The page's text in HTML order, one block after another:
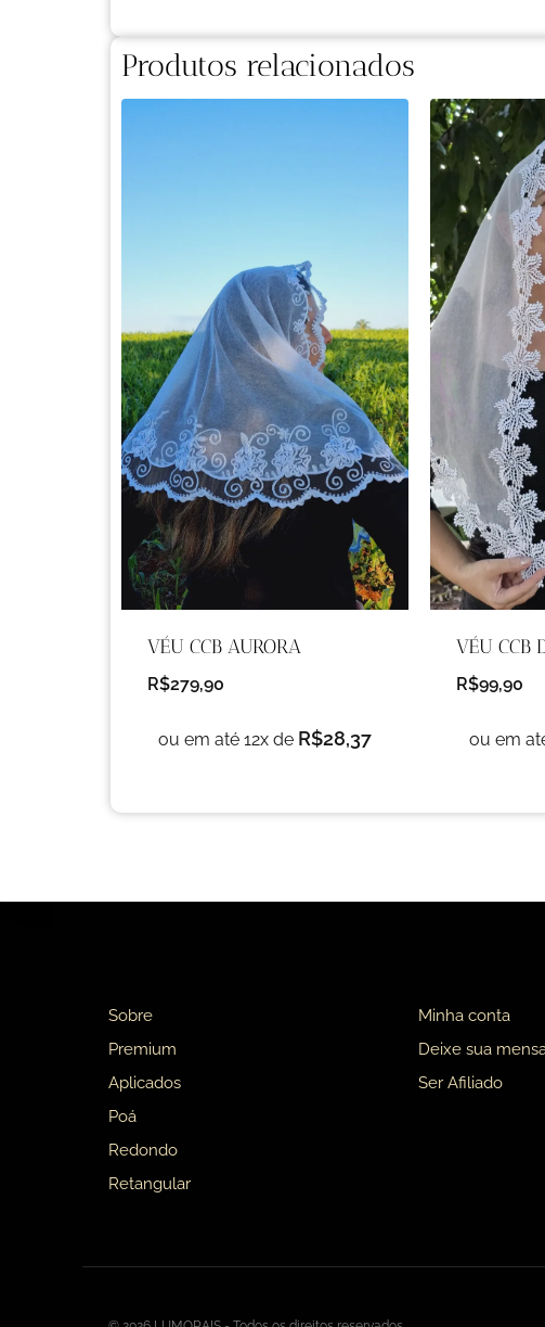
Produtos relacionados
VÉU CCB AURORA
R$279,90
ou em até 12x de R$28,37
VÉU CCB
R$99,90
ou em
Sobre
Premium
Aplicados
Poá
Redondo
Retangular
Minha conta
Deixe sua
Ser Afiliado